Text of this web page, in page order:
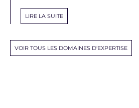
LIRE LA SUITE
VOIR TOUS LES DOMAINES D'EXPERTISE